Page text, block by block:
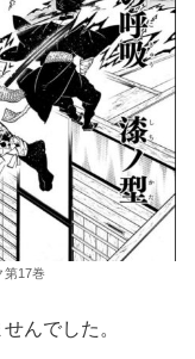
17巻
んでした。